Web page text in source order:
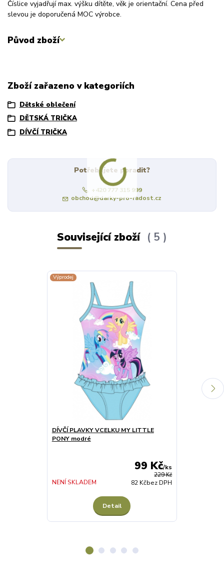
Číslice vyjadřují max. výšku dítěte, věk je orientační. Cena před
slevou je doporučená MOC výrobce.
Původ zboží
Zboží zařazeno v kategoriích
Dětské oblečení
DĚTSKÁ TRIČKA
DÍVČÍ TRIČKA
Potřebujete poradit?
+420 777 315 999
obchod@darky-pro-radost.cz
Související zboží 5
Výprodej
DÍVČÍ PLAVKY VCELKU MY LITTLE
PONY modré
229 Kč
99 Kč/ks
82 Kčbez DPH
NENÍ SKLADEM
Detail